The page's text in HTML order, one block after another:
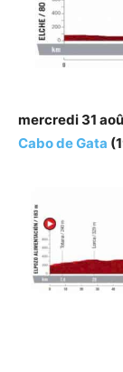
mercredi 31
Cabo de Gata